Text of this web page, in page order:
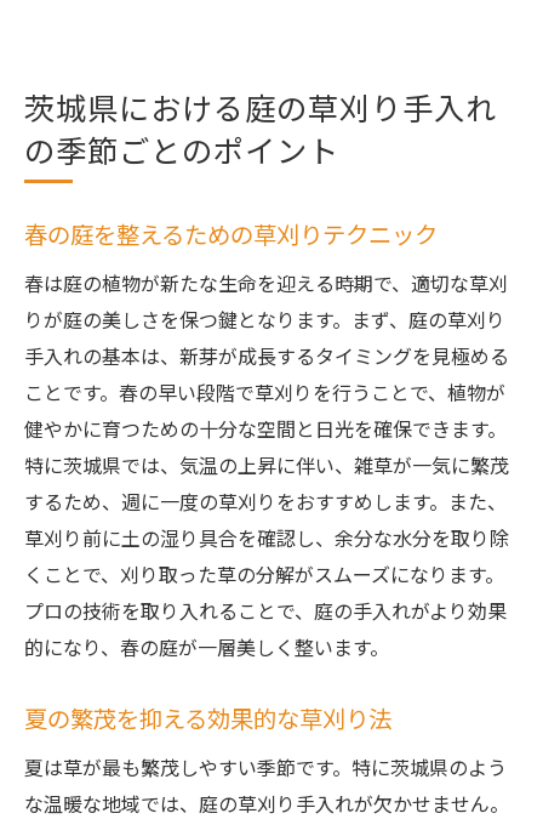
茨城県における庭の草刈り手入れ
の季節ごとのポイント
春の庭を整えるための草刈りテクニック
春は庭の植物が新たな生命を迎える時期で、適切な草刈
りが庭の美しさを保つ鍵となります。まず、庭の草刈り
手入れの基本は、新芽が成長するタイミングを見極める
ことです。春の早い段階で草刈りを行うことで、植物が
健やかに育つための十分な空間と日光を確保できます。
特に茨城県では、気温の上昇に伴い、雑草が一気に繁茂
するため、週に一度の草刈りをおすすめします。また、
草刈り前に土の湿り具合を確認し、余分な水分を取り除
くことで、刈り取った草の分解がスムーズになります。
プロの技術を取り入れることで、庭の手入れがより効果
的になり、春の庭が一層美しく整います。
夏の繁茂を抑える効果的な草刈り法
夏は草が最も繁茂しやすい季節です。特に茨城県のよう
な温暖な地域では、庭の草刈り手入れが欠かせません。